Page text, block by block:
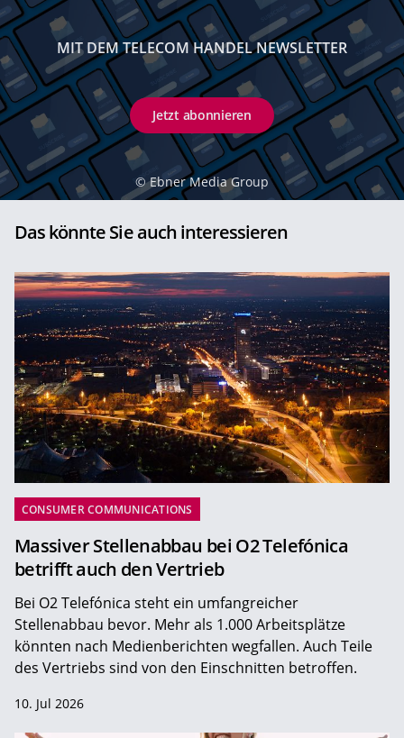
MIT DEM TELECOM HANDEL NEWSLETTER
Jetzt abonnieren
© Ebner Media Group
Das könnte Sie auch interessieren
CONSUMER COMMUNICATIONS
Massiver Stellenabbau bei O2 Telefónica
betrifft auch den Vertrieb
Bei O2 Telefónica steht ein umfangreicher
Stellenabbau bevor. Mehr als 1.000 Arbeitsplätze
könnten nach Medienberichten wegfallen. Auch Teile
des Vertriebs sind von den Einschnitten betroffen.
10. Jul 2026